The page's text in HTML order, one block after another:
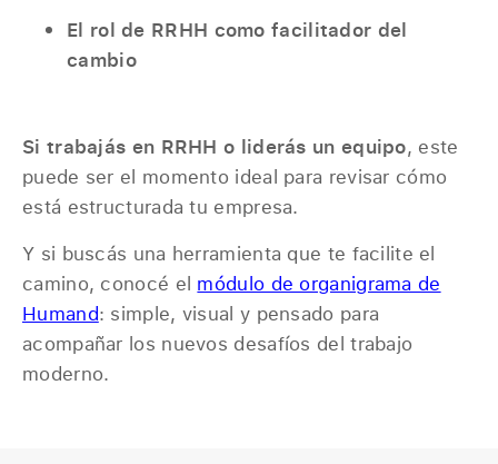
El rol de RRHH como facilitador del
cambio
Si trabajás en RRHH o liderás un equipo, este
puede ser el momento ideal para revisar cómo
está estructurada tu empresa.
Y si buscás una herramienta que te facilite el
camino, conocé el módulo de organigrama de
Humand: simple, visual y pensado para
acompañar los nuevos desafíos del trabajo
moderno.